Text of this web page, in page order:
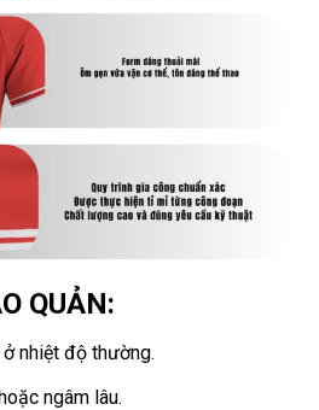
QUẢN:
nhiệt độ thường.
ngâm lâu.